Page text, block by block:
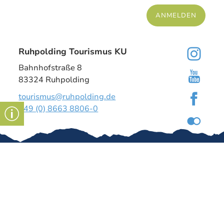
ANMELDEN
Ruhpolding Tourismus KU
Bahnhofstraße 8
83324 Ruhpolding
tourismus@ruhpolding.de
+49 (0) 8663 8806-0